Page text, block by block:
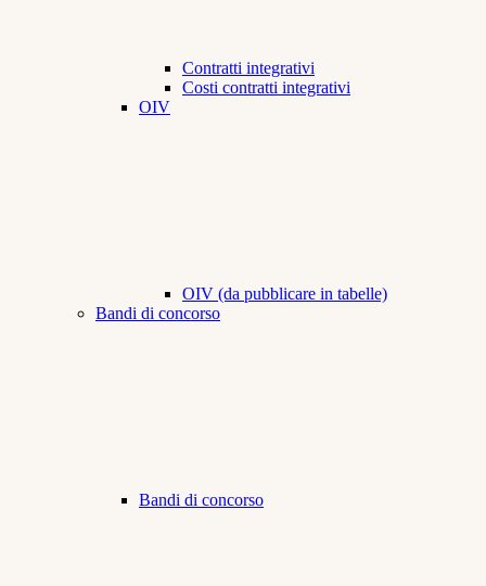
Contratti integrativi
Costi contratti integrativi
OIV
OIV (da pubblicare in tabelle)
Bandi di concorso
Bandi di concorso